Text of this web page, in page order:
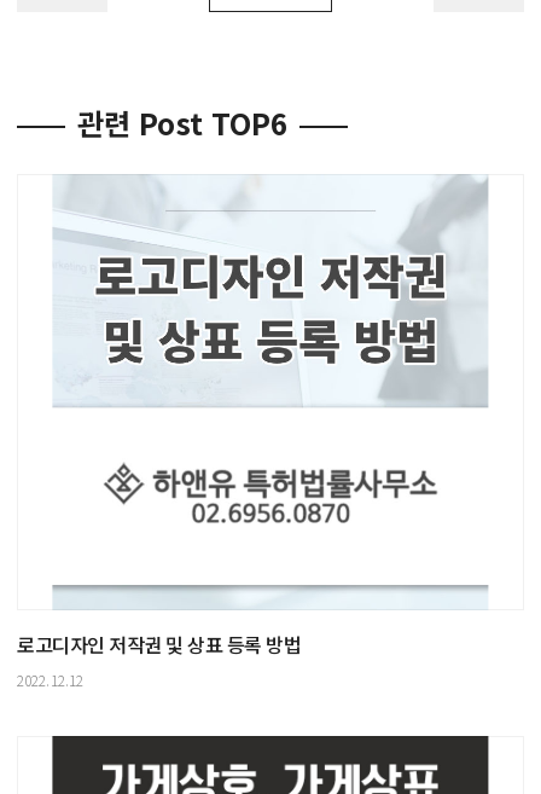
관련 Post TOP6
로고디자인 저작권 및 상표 등록 방법
2022.12.12